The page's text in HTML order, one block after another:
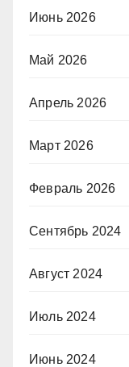
Июнь 2026
Май 2026
Апрель 2026
Март 2026
Февраль 2026
Сентябрь 2024
Август 2024
Июль 2024
Июнь 2024